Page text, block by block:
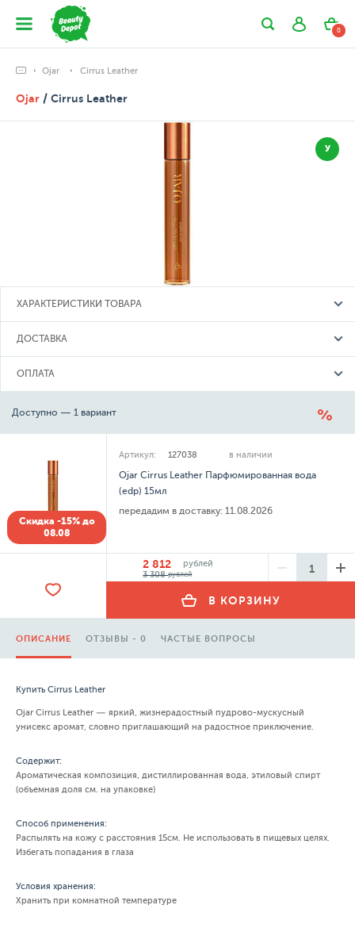
0
Ojar Cirrus Leather
Ojar / Cirrus Leather
У
ХАРАКТЕРИСТИКИ ТОВАРА
ДОСТАВКА
ОПЛАТА
Доступно — 1 вариант
Скидка -15% до
08.08
Артикул: 127038 в наличии
Ojar Cirrus Leather Парфюмированная вода
(edp) 15мл
передадим в доставку: 11.08.2026
2 812
рублей
3 308рублей
В КОРЗИНУ
ОПИСАНИЕ ОТЗЫВЫ - 0 ЧАСТЫЕ ВОПРОСЫ
Купить Cirrus Leather
Ojar Cirrus Leather — яркий, жизнерадостный пудрово-мускусный
унисекс аромат, словно приглашающий на радостное приключение.
Содержит:
Ароматическая композиция, дистиллированная вода, этиловый спирт
(объемная доля см. на упаковке)
Способ применения:
Распылять на кожу с расстояния 15см. Не использовать в пищевых целях.
Избегать попадания в глаза
Условия хранения:
Хранить при комнатной температуре